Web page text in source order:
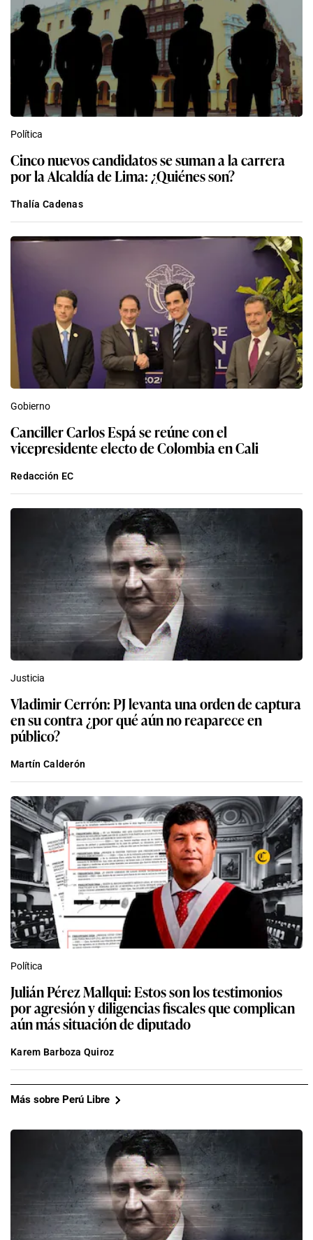
Política
Cinco nuevos candidatos se suman a la carrera
por la Alcaldía de Lima: ¿Quiénes son?
Thalía Cadenas
Gobierno
Canciller Carlos Espá se reúne con el
vicepresidente electo de Colombia en Cali
Redacción EC
Justicia
Vladimir Cerrón: PJ levanta una orden de captura
en su contra ¿por qué aún no reaparece en
público?
Martín Calderón
Política
Julián Pérez Mallqui: Estos son los testimonios
por agresión y diligencias fiscales que complican
aún más situación de diputado
Karem Barboza Quiroz
Más sobre Perú Libre